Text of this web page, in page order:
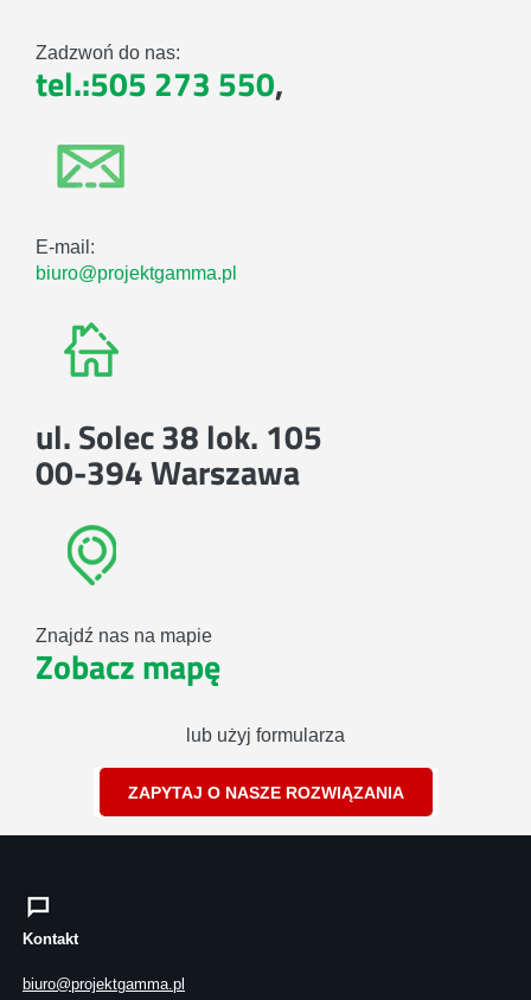
Zadzwoń do nas:
tel.:505 273 550,
E-mail:
biuro@projektgamma.pl
ul. Solec 38 lok. 105
00-394 Warszawa
Znajdź nas na mapie
Zobacz mapę
lub użyj formularza
ZAPYTAJ O NASZE ROZWIĄZANIA
Kontakt
biuro@projektgamma.pl